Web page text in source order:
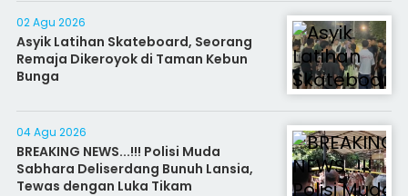
02 Agu 2026
Asyik Latihan Skateboard, Seorang
Remaja Dikeroyok di Taman Kebun
Bunga
04 Agu 2026
BREAKING NEWS...!!! Polisi Muda
Sabhara Deliserdang Bunuh Lansia,
Tewas dengan Luka Tikam